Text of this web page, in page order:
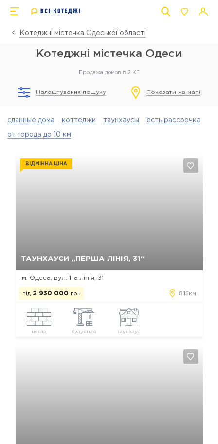
Котеджні містечка Одеської області
Котеджні містечка Одеси
Продажа домов в 2 КГ
Налаштування пошуку Показати на мапі
сданные дома коттеджи таунхаусы есть рассрочка
от города до 10 км
ТАУНХАУСИ „ПЕРША ЛІНІЯ, 31“
ВІДМІННА ЦІНА
м. Одеса, вул. 1-а лінія, 31
від 2 930 000 грн 8.15км
цегла будується таунхаус